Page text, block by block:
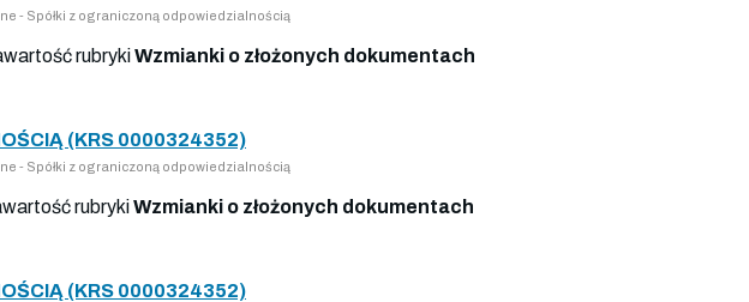
- Spółki z ograniczoną odpowiedzialnością
rubrykiWzmianki o złożonych dokumentach
(KRS 0000324352)
- Spółki z ograniczoną odpowiedzialnością
rubrykiWzmianki o złożonych dokumentach
(KRS 0000324352)